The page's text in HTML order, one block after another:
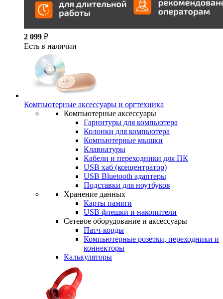
2 099 ₽
Есть в наличии
Компьютерные аксессуары и оргтехника
Компьютерные аксессуары
Гарнитуры для компьютера
Колонки для компьютера
Компьютерные мышки
Клавиатуры
Кабели и переходники для ПК
USB хаб (концентратор)
USB Bluetooth адаптеры
Подставки для ноутбуков
Хранение данных
Карты памяти
USB флешки и накопители
Сетевое оборудование и аксессуары
Патч-корды
Компьютерные розетки, переходники и
коннекторы
Калькуляторы